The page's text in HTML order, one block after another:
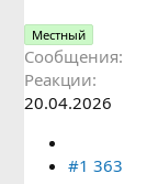
Местный
Сообщения
Реакции
20.04.2026
#1 363